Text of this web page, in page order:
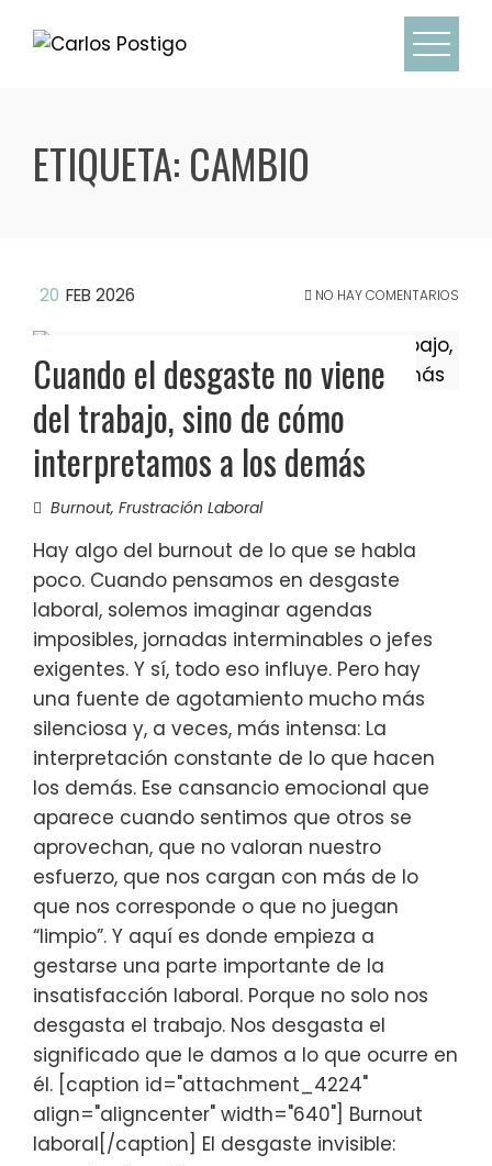
ETIQUETA: CAMBIO
20 FEB 2026 NO HAY COMENTARIOS
Cuando el desgaste no viene
del trabajo, sino de cómo
interpretamos a los demás
Burnout, Frustración Laboral
Hay algo del burnout de lo que se habla
poco. Cuando pensamos en desgaste
laboral, solemos imaginar agendas
imposibles, jornadas interminables o jefes
exigentes. Y sí, todo eso influye. Pero hay
una fuente de agotamiento mucho más
silenciosa y, a veces, más intensa: La
interpretación constante de lo que hacen
los demás. Ese cansancio emocional que
aparece cuando sentimos que otros se
aprovechan, que no valoran nuestro
esfuerzo, que nos cargan con más de lo
que nos corresponde o que no juegan
“limpio”. Y aquí es donde empieza a
gestarse una parte importante de la
insatisfacción laboral. Porque no solo nos
desgasta el trabajo. Nos desgasta el
significado que le damos a lo que ocurre en
él. [caption id="attachment_4224"
align="aligncenter" width="640"] Burnout
laboral[/caption] El desgaste invisible: